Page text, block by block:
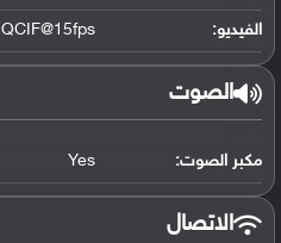
الفيديو: QCIF@15fps
الصوت
مكبر الصوت: Yes
الاتصال